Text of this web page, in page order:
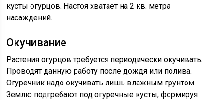
кусты огурцов. Настоя хватает на 2 кв. метра
насаждений.
Окучивание
Растения огурцов требуется периодически окучивать.
Проводят данную работу после дождя или полива.
Огуречник надо окучивать лишь влажным грунтом.
Землю подгребают под огуречные кусты, формируя